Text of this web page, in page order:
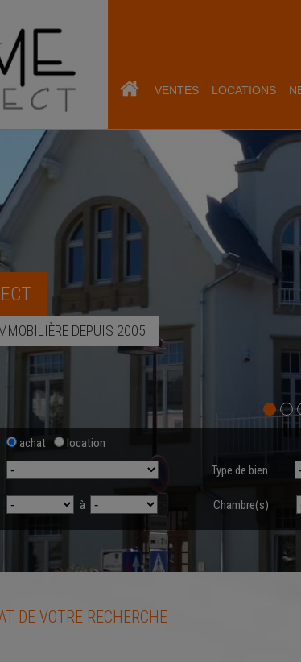
VENTES LOCATIONS
DEPUIS 2005
achat
location
Type de bien
à Chambre(s)
DE VOTRE RECHERCHE